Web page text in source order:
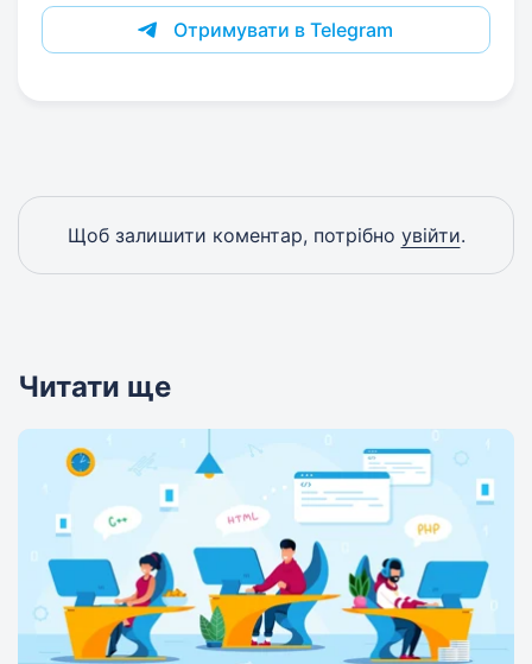
Отримувати в Telegram
Щоб залишити коментар, потрібно увійти.
Читати ще